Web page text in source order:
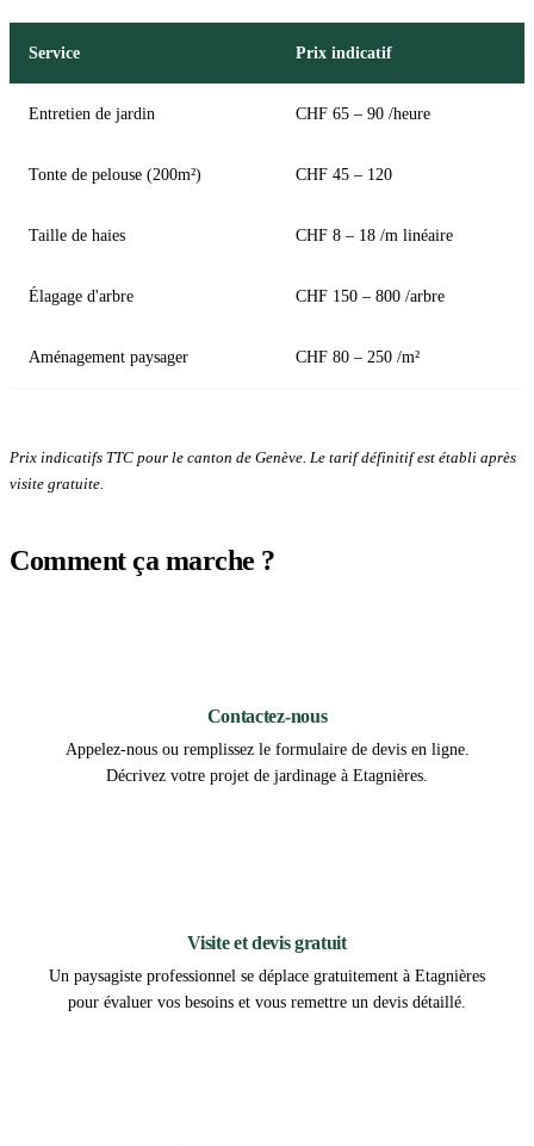
Service Prix indicatif
Entretien de jardin CHF 65 – 90 /heure
Tonte de pelouse (200m²) CHF 45 – 120
Taille de haies CHF 8 – 18 /m linéaire
Élagage d'arbre CHF 150 – 800 /arbre
Aménagement paysager CHF 80 – 250 /m²
Prix indicatifs TTC pour le canton de Genève. Le tarif définitif est établi après
visite gratuite.
Comment ça marche ?
Contactez-nous
Appelez-nous ou remplissez le formulaire de devis en ligne.
Décrivez votre projet de jardinage à Etagnières.
Visite et devis gratuit
Un paysagiste professionnel se déplace gratuitement à Etagnières
pour évaluer vos besoins et vous remettre un devis détaillé.